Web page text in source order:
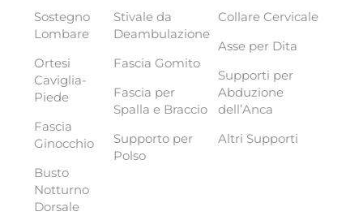
Sostegno
Lombare
Ortesi
Caviglia-
Piede
Fascia
Ginocchio
Busto
Notturno
Dorsale
Stivale da
Deambulazione
Fascia Gomito
Fascia per
Spalla e Braccio
Supporto per
Polso
Collare Cervicale
Asse per Dita
Supporti per
Abduzione
dell’Anca
Altri Supporti